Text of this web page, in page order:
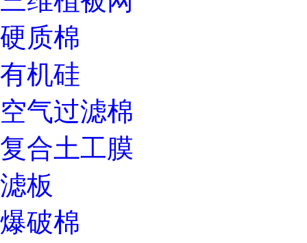
硬质棉
有机硅
空气过滤棉
复合土工膜
滤板
爆破棉